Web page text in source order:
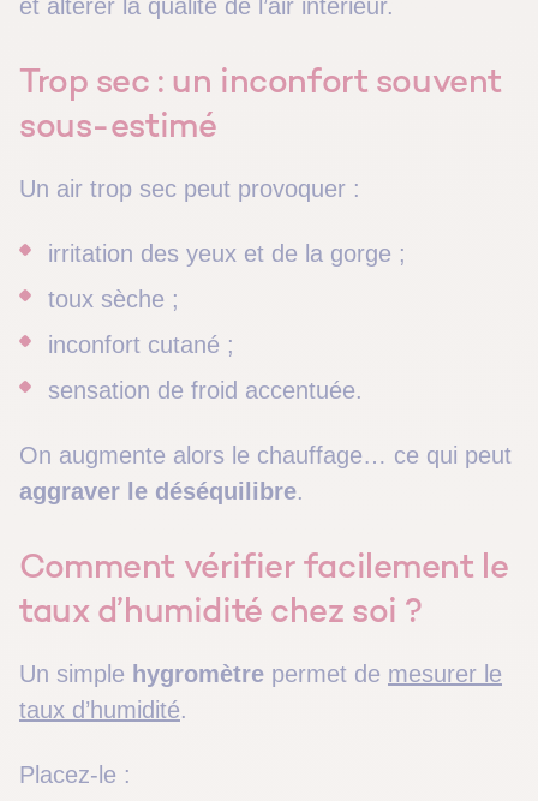
et altérer la qualité de l’air intérieur.
Trop sec : un inconfort souvent
sous-estimé
Un air trop sec peut provoquer :
irritation des yeux et de la gorge ;
toux sèche ;
inconfort cutané ;
sensation de froid accentuée.
On augmente alors le chauffage… ce qui peut
aggraver le déséquilibre.
Comment vérifier facilement le
taux d’humidité chez soi ?
Un simple hygromètre permet de mesurer le
taux d’humidité.
Placez-le :